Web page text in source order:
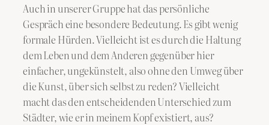
Auch in unserer Gruppe hat das persönliche
Gespräch eine besondere Bedeutung. Es gibt wenig
formale Hürden. Vielleicht ist es durch die Haltung
dem Leben und dem Anderen gegenüber hier
einfacher, ungekünstelt, also ohne den Umweg über
die Kunst, über sich selbst zu reden? Vielleicht
macht das den entscheidenden Unterschied zum
Städter, wie er in meinem Kopf existiert, aus?